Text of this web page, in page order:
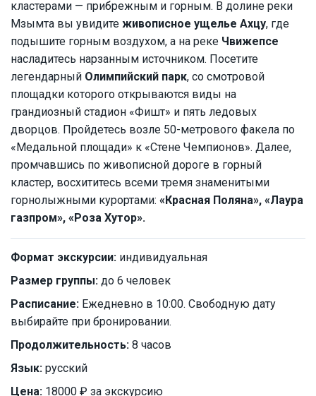
кластерами — прибрежным и горным. В долине реки
Мзымта вы увидите живописное ущелье Ахцу, где
подышите горным воздухом, а на реке Чвижепсе
насладитесь нарзанным источником. Посетите
легендарный Олимпийский парк, со смотровой
площадки которого открываются виды на
грандиозный стадион «Фишт» и пять ледовых
дворцов. Пройдетесь возле 50-метрового факела по
«Медальной площади» к «Стене Чемпионов». Далее,
промчавшись по живописной дороге в горный
кластер, восхититесь всеми тремя знаменитыми
горнолыжными курортами: «Красная Поляна», «Лаура
газпром», «Роза Хутор».
Формат экскурсии: индивидуальная
Размер группы: до 6 человек
Расписание: Ежедневно в 10:00. Свободную дату
выбирайте при бронировании.
Продолжительность: 8 часов
Язык: русский
Цена: 18000 ₽ за экскурсию